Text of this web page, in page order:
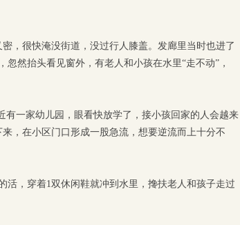
，很快淹没街道，没过行人膝盖。发廊里当时也进了
然抬头看见窗外，有老人和小孩在水里“走不动”，
有一家幼儿园，眼看快放学了，接小孩回家的人会越来
，在小区门口形成一股急流，想要逆流而上十分不
活，穿着1双休闲鞋就冲到水里，搀扶老人和孩子走过